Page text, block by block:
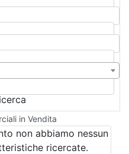
in Vendita
non abbiamo nessun
ricercate.